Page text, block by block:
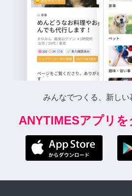
みんなでつくる、新しい
ANYTIMESアプリ